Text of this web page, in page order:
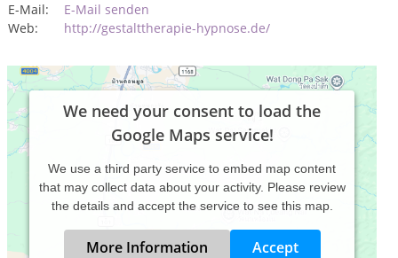
E-Mail:
E-Mail senden
Web:
http://gestalttherapie-hypnose.de/
We need your consent to load the
Google Maps service!
We use a third party service to embed map content
that may collect data about your activity. Please review
the details and accept the service to see this map.
More Information Accept